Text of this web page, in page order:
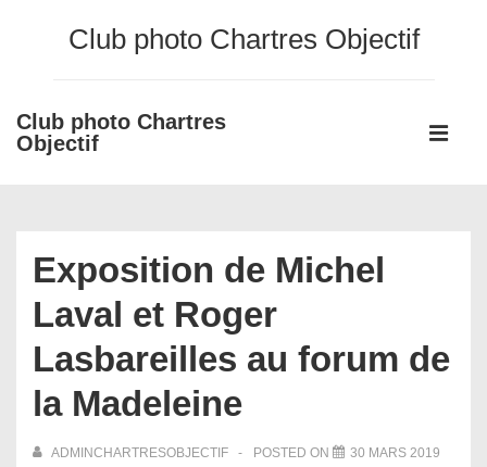
principal
Club photo Chartres Objectif
Club photo Chartres
Objectif
Main
Exposition de Michel
Laval et Roger
Lasbareilles au forum de
la Madeleine
ADMINCHARTRESOBJECTIF POSTED ON
30 MARS 2019